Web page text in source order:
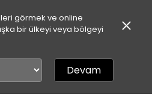
görmek ve online
bir ülkeyi veya bölgeyi
Devam